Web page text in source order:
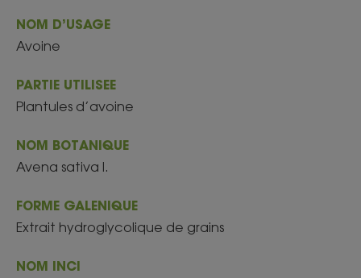
NOM D’USAGE
Avoine
PARTIE UTILISEE
Plantules d’avoine
NOM BOTANIQUE
Avena sativa l.
FORME GALENIQUE
Extrait hydroglycolique de grains
NOM INCI